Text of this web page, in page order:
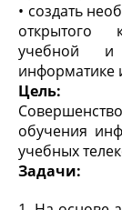
• создать
открытого
учебной и
информатике
Цель:
обучения
учебных
Задачи: